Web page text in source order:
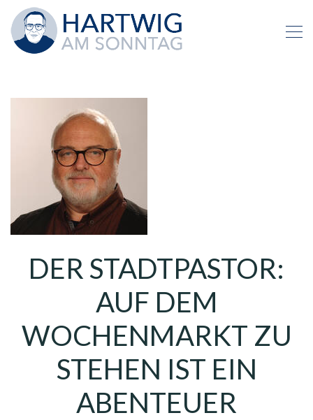
DER STADTPASTOR:
AUF DEM
WOCHENMARKT ZU
STEHEN IST EIN
ABENTEUER